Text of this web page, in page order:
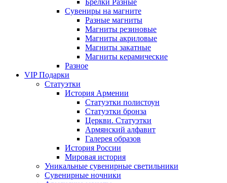
Брелки Разные
Сувениры на магните
Разные магниты
Магниты резиновые
Магниты акриловые
Магниты закатные
Магниты керамические
Разное
VIP Подарки
Статуэтки
История Армении
Статуэтки полистоун
Статуэтки бронза
Церкви. Статуэтки
Армянский алфавит
Галерея образов
История России
Мировая история
Уникальные сувенирные светильники
Сувенирные ночники